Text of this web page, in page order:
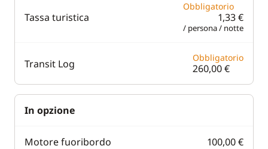
Tassa turistica
Obbligatorio
1,33 €
/ persona / notte
Transit Log Obbligatorio
260,00 €
In opzione
Motore fuoribordo 100,00 €